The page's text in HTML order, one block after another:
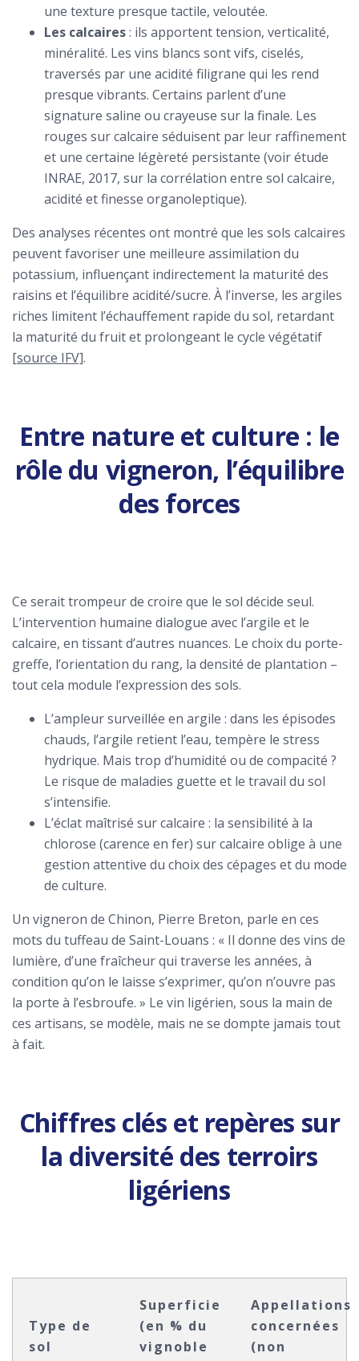
une texture presque tactile, veloutée.
Les calcaires: ils apportent tension, verticalité,
minéralité. Les vins blancs sont vifs, ciselés,
traversés par une acidité filigrane qui les rend
presque vibrants. Certains parlent d’une
signature saline ou crayeuse sur la finale. Les
rouges sur calcaire séduisent par leur raffinement
et une certaine légèreté persistante (voir étude
INRAE, 2017, sur la corrélation entre sol calcaire,
acidité et finesse organoleptique).
Des analyses récentes ont montré que les sols calcaires
peuvent favoriser une meilleure assimilation du
potassium, influençant indirectement la maturité des
raisins et l’équilibre acidité/sucre. À l’inverse, les argiles
riches limitent l’échauffement rapide du sol, retardant
la maturité du fruit et prolongeant le cycle végétatif
[source IFV].
Entre nature et culture : le
rôle du vigneron, l’équilibre
des forces
Ce serait trompeur de croire que le sol décide seul.
L’intervention humaine dialogue avec l’argile et le
calcaire, en tissant d’autres nuances. Le choix du porte-
greffe, l’orientation du rang, la densité de plantation –
tout cela module l’expression des sols.
L’ampleur surveillée en argile : dans les épisodes
chauds, l’argile retient l’eau, tempère le stress
hydrique. Mais trop d’humidité ou de compacité ?
Le risque de maladies guette et le travail du sol
s’intensifie.
L’éclat maîtrisé sur calcaire : la sensibilité à la
chlorose (carence en fer) sur calcaire oblige à une
gestion attentive du choix des cépages et du mode
de culture.
Un vigneron de Chinon, Pierre Breton, parle en ces
mots du tuffeau de Saint-Louans : « Il donne des vins de
lumière, d’une fraîcheur qui traverse les années, à
condition qu’on le laisse s’exprimer, qu’on n’ouvre pas
la porte à l’esbroufe. » Le vin ligérien, sous la main de
ces artisans, se modèle, mais ne se dompte jamais tout
à fait.
Chiffres clés et repères sur
la diversité des terroirs
ligériens
Type de
sol
Superficie
(en % du
vignoble
Appellations
concernées
(non